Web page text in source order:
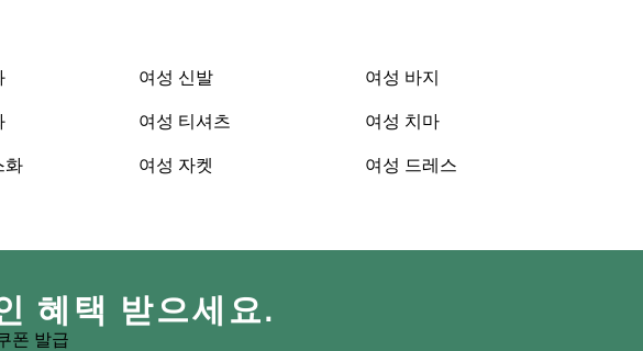
화
여성 신발
여성 티셔츠
여성 자켓
여성 바지
여성 치마
여성 드레스
혜택 받으세요.
폰 발급